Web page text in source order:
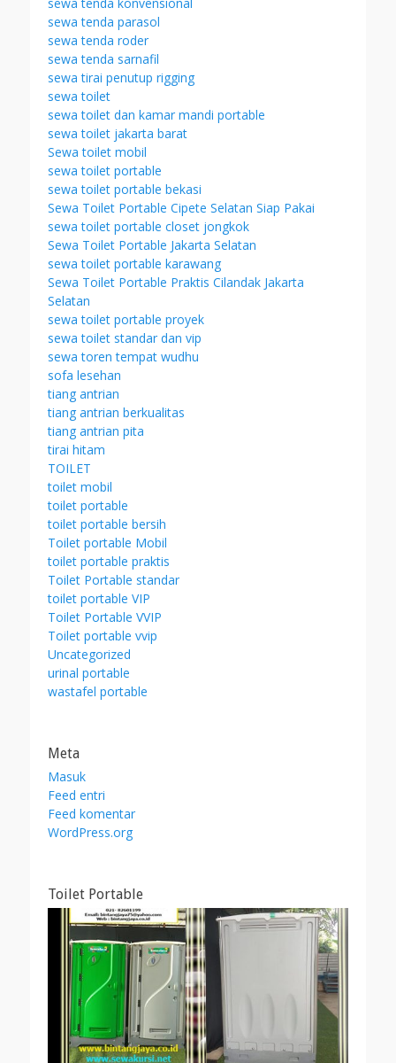
sewa tenda parasol
sewa tenda roder
sewa tenda sarnafil
sewa tirai penutup rigging
sewa toilet
sewa toilet dan kamar mandi portable
sewa toilet jakarta barat
Sewa toilet mobil
sewa toilet portable
sewa toilet portable bekasi
Sewa Toilet Portable Cipete Selatan Siap Pakai
sewa toilet portable closet jongkok
Sewa Toilet Portable Jakarta Selatan
sewa toilet portable karawang
Sewa Toilet Portable Praktis Cilandak Jakarta
Selatan
sewa toilet portable proyek
sewa toilet standar dan vip
sewa toren tempat wudhu
sofa lesehan
tiang antrian
tiang antrian berkualitas
tiang antrian pita
tirai hitam
TOILET
toilet mobil
toilet portable
toilet portable bersih
Toilet portable Mobil
toilet portable praktis
Toilet Portable standar
toilet portable VIP
Toilet Portable VVIP
Toilet portable vvip
Uncategorized
urinal portable
wastafel portable
Meta
Masuk
Feed entri
Feed komentar
WordPress.org
Toilet Portable